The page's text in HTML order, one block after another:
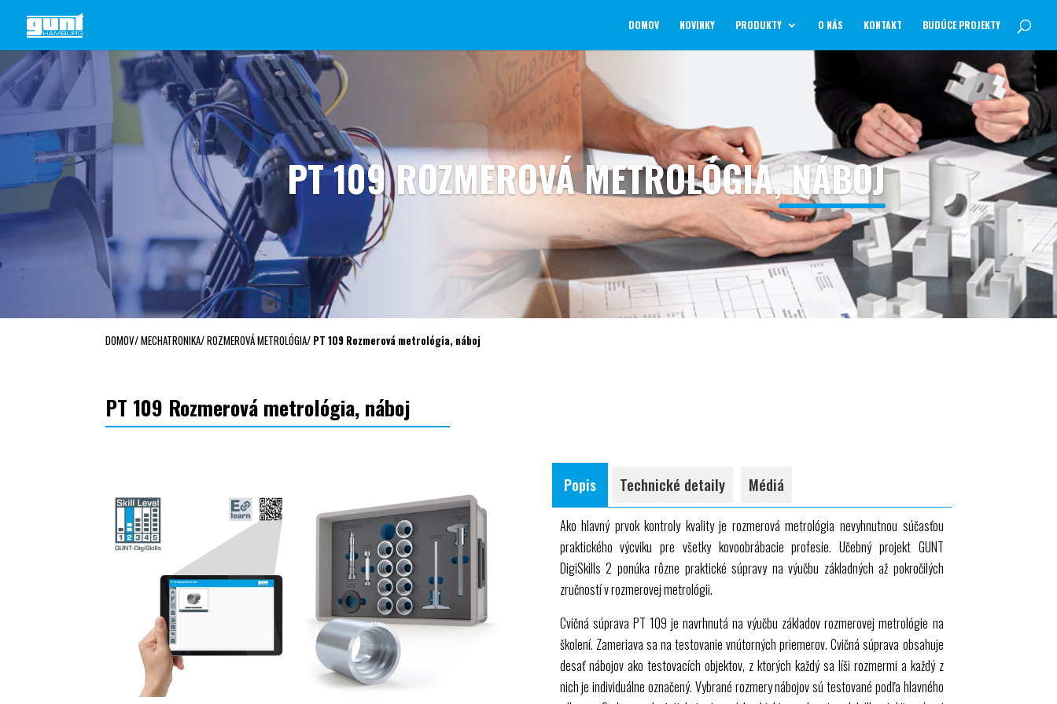
DOMOV NOVINKY PRODUKTY O NÁS KONTAKT BUDÚCE PROJEKTY
PT 109 ROZMEROVÁ METROLÓGIA, NÁBOJ
DOMOV/MECHATRONIKA/ROZMEROVÁ METROLÓGIA/ PT 109 Rozmerová metrológia, náboj
PT 109 Rozmerová metrológia, náboj
Popis Technické detaily Médiá
Ako hlavný prvok kontroly kvality je rozmerová metrológia nevyhnutnou súčasťou
praktického výcviku pre všetky kovoobrábacie profesie. Učebný projekt GUNT
DigiSkills 2 ponúka rôzne praktické súpravy na výučbu základných až pokročilých
zručností v rozmerovej metrológii.
Cvičná súprava PT 109 je navrhnutá na výučbu základov rozmerovej metrológie na
školení. Zameriava sa na testovanie vnútorných priemerov. Cvičná súprava obsahuje
desať nábojov ako testovacích objektov, z ktorých každý sa líši rozmermi a každý z
nich je individuálne označený. Vybrané rozmery nábojov sú testované podľa hlavného